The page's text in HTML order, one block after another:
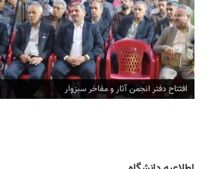
افتتاح دفتر انجمن آثار و مفاخر سبزوار